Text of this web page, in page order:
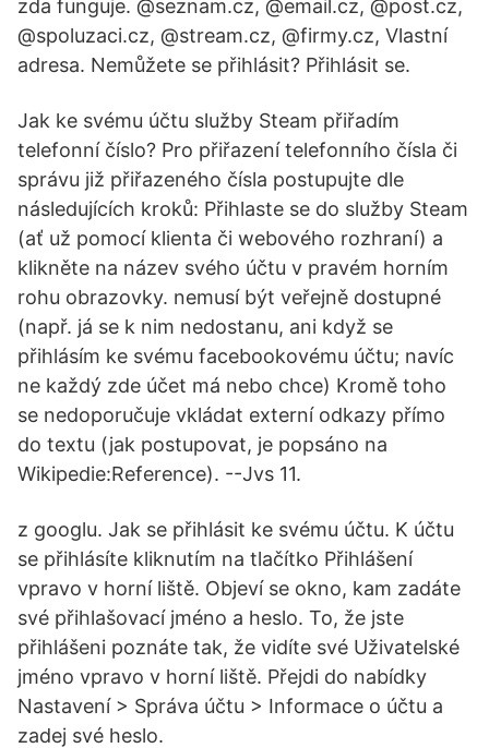
zda funguje. @seznam.cz, @email.cz, @post.cz,
@spoluzaci.cz, @stream.cz, @firmy.cz, Vlastní
adresa. Nemůžete se přihlásit? Přihlásit se.
Jak ke svému účtu služby Steam přiřadím
telefonní číslo? Pro přiřazení telefonního čísla či
správu již přiřazeného čísla postupujte dle
následujících kroků: Přihlaste se do služby Steam
(ať už pomocí klienta či webového rozhraní) a
klikněte na název svého účtu v pravém horním
rohu obrazovky. nemusí být veřejně dostupné
(např. já se k nim nedostanu, ani když se
přihlásím ke svému facebookovému účtu; navíc
ne každý zde účet má nebo chce) Kromě toho
se nedoporučuje vkládat externí odkazy přímo
do textu (jak postupovat, je popsáno na
Wikipedie:Reference). --Jvs 11.
z googlu. Jak se přihlásit ke svému účtu. K účtu
se přihlásíte kliknutím na tlačítko Přihlášení
vpravo v horní liště. Objeví se okno, kam zadáte
své přihlašovací jméno a heslo. To, že jste
přihlášeni poznáte tak, že vidíte své Uživatelské
jméno vpravo v horní liště. Přejdi do nabídky
Nastavení > Správa účtu > Informace o účtu a
zadej své heslo.